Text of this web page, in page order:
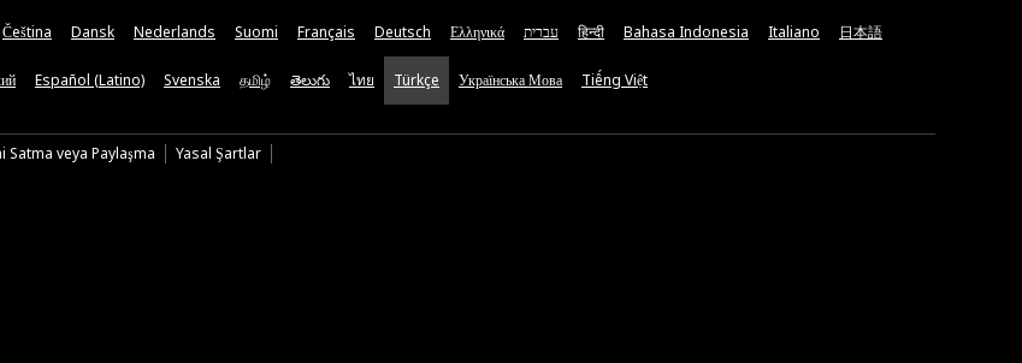
Čeština Dansk Nederlands Suomi Français Deutsch Ελληνικά עברית हिन्दी Bahasa Indonesia Italiano 日本語
Español (Latino) Svenska தமிழ் తెలుగు ไทย Türkçe Українська Мова Tiếng Việt
Satma veya Paylaşma Yasal Şartlar